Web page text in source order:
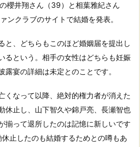
櫻井翔さん（39）と相葉雅紀さん
ンクラブのサイトで結婚を発表。
と、どちらもこのほど婚姻届を提出し
るという。相手の女性はどちらも妊娠
露宴の詳細は未定とのことです。
くなって以降、絶対的権力者が消えた
休止し、山下智久や錦戸亮、長瀬智也
揃って退所したのは記憶に新しいです
止したのも結婚するためとの噂もあ